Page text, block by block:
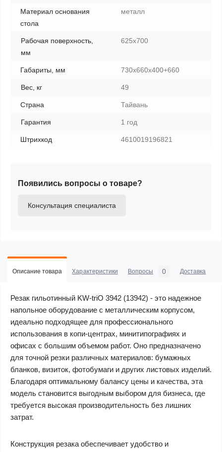
Материал основания
стола
металл
Рабочая поверхность,
мм
625х700
Габариты, мм 730x660x400+660
Вес, кг 49
Страна Тайвань
Гарантия 1 год
Штрихкод 4610019196821
Появились вопросы о товаре?
Консультация специалиста
Описание товара Характеристики Вопросы 0 Доставка
Резак гильотинный KW-triO 3942 (13942) - это надежное
напольное оборудование с металлическим корпусом,
идеально подходящее для профессионального
использования в копи-центрах, минитипографиях и
офисах с большим объемом работ. Оно предназначено
для точной резки различных материалов: бумажных
бланков, визиток, фотобумаги и других листовых изделий.
Благодаря оптимальному балансу цены и качества, эта
модель становится выгодным выбором для бизнеса, где
требуется высокая производительность без лишних
затрат.
Конструкция резака обеспечивает удобство и